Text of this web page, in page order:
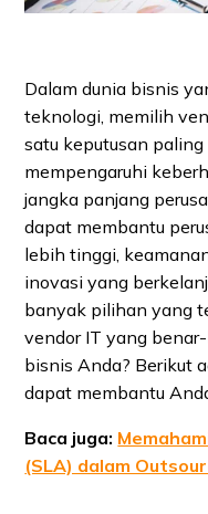
Dalam dunia bisnis
teknologi, memilih
satu keputusan
mempengaruhi
jangka panjang
dapat membantu
lebih tinggi,
inovasi yang
banyak pilihan yang
vendor IT yang
bisnis Anda? Berikut
dapat membantu
Baca juga:
(SLA) dalam